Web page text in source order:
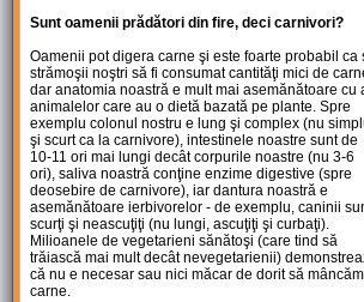
Sunt oamenii prădători din fire, deci carnivori?
Oamenii pot digera carne şi este foarte probabil ca
strămoşii noştri să fi consumat cantităţi mici de
dar anatomia noastră e mult mai asemănătoare cu
animalelor care au o dietă bazată pe plante. Spre
exemplu colonul nostru e lung şi complex (nu
şi scurt ca la carnivore), intestinele noastre sunt de
10-11 ori mai lungi decât corpurile noastre (nu 3-6
ori), saliva noastră conţine enzime digestive (spre
deosebire de carnivore), iar dantura noastră e
asemănătoare ierbivorelor - de exemplu, caninii
scurţi şi neascuţiţi (nu lungi, ascuţiţi şi curbaţi).
Milioanele de vegetarieni sănătoşi (care tind să
trăiască mai mult decât nevegetarienii)
că nu e necesar sau nici măcar de dorit să mâncăm
carne.